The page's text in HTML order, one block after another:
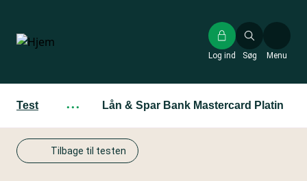
hovedindhold
Søg
Log ind Menu
Test ··· Lån & Spar Bank Mastercard Platin
Tilbage til testen